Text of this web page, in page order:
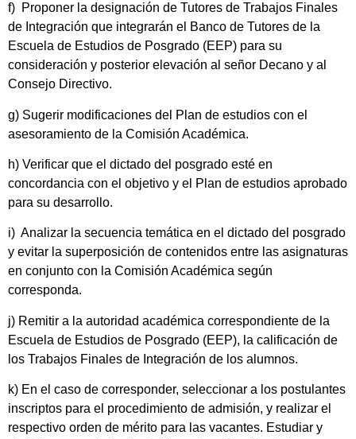
f) Proponer la designación de Tutores de Trabajos Finales
de Integración que integrarán el Banco de Tutores de la
Escuela de Estudios de Posgrado (EEP) para su
consideración y posterior elevación al señor Decano y al
Consejo Directivo.
g) Sugerir modificaciones del Plan de estudios con el
asesoramiento de la Comisión Académica.
h) Verificar que el dictado del posgrado esté en
concordancia con el objetivo y el Plan de estudios aprobado
para su desarrollo.
i) Analizar la secuencia temática en el dictado del posgrado
y evitar la superposición de contenidos entre las asignaturas
en conjunto con la Comisión Académica según
corresponda.
j) Remitir a la autoridad académica correspondiente de la
Escuela de Estudios de Posgrado (EEP), la calificación de
los Trabajos Finales de Integración de los alumnos.
k) En el caso de corresponder, seleccionar a los postulantes
inscriptos para el procedimiento de admisión, y realizar el
respectivo orden de mérito para las vacantes. Estudiar y